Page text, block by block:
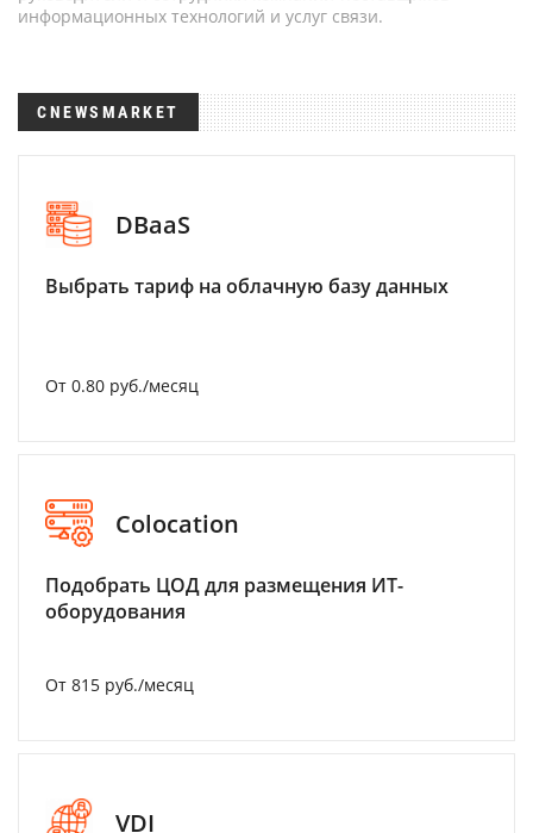
информационных технологий и услуг связи.
CNEWSMARKET
DBaaS
Выбрать тариф на облачную базу данных
От 0.80 руб./месяц
Colocation
Подобрать ЦОД для размещения ИТ-
оборудования
От 815 руб./месяц
VDI